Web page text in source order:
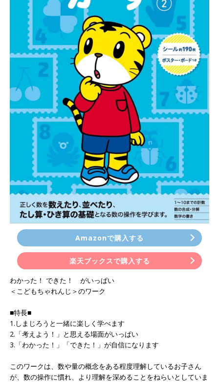
Amazonで購入する
楽天ブックスで購入する
わかった！ できた！ がいっぱい
＜こどもちゃれんじ＞のワーク
■特長■
1.しまじろうと一緒に楽しく学べます
2.「考えよう！」と思える場面がいっぱい
3.「わかった！」「できた！」が自信になります
このワークは、数や量の概念をある程度理解しているお子さん
が、数の操作に慣れ、より理解を深めることをねらいとしていま